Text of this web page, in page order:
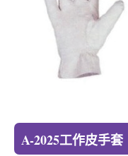
A-2025工作皮手套